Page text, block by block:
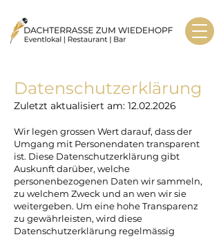
Datenschutzerklärung
Zuletzt aktualisiert am: 12.02.2026
Wir legen grossen Wert darauf, dass der
Umgang mit Personendaten transparent
ist. Diese Datenschutzerklärung gibt
Auskunft darüber, welche
personenbezogenen Daten wir sammeln,
zu welchem Zweck und an wen wir sie
weitergeben. Um eine hohe Transparenz
zu gewährleisten, wird diese
Datenschutzerklärung regelmässig